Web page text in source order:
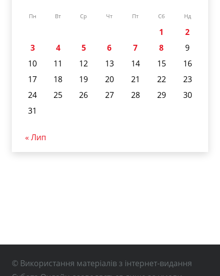
Пн Вт Ср Чт Пт Сб Нд
1
2
3
4 5 6 7 8
9
10
11 12 13 14 15
16
17
18 19 20 21 22
23
24
25 26 27 28 29
30
31
« Лип
© Використання матеріалів з інтернет-видання